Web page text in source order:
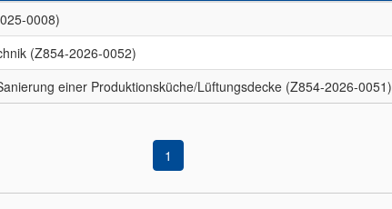
0008)
(Z854-2026-0052)
einer Produktionsküche/Lüftungsdecke (Z854-2026-0051)
1